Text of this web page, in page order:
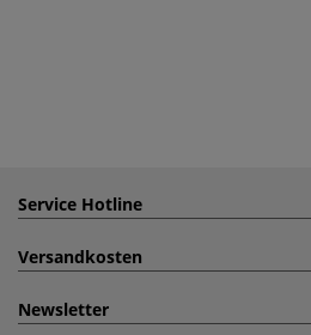
Service Hotline
Versandkosten
Newsletter